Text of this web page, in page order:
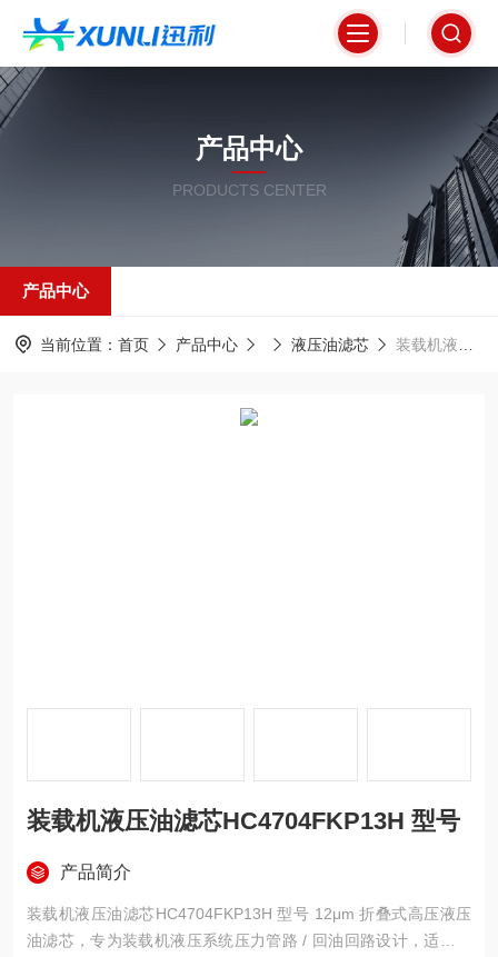
产品中心
PRODUCTS CENTER
产品中心
当前位置： 首页 产品中心 液压油滤芯 装载机液压油滤芯HC4704FKP13H 型号
装载机液压油滤芯HC4704FKP13H 型号
产品简介
装载机液压油滤芯HC4704FKP13H 型号 12μm 折叠式高压液压
油滤芯，专为装载机液压系统压力管路 / 回油回路设计，适配装